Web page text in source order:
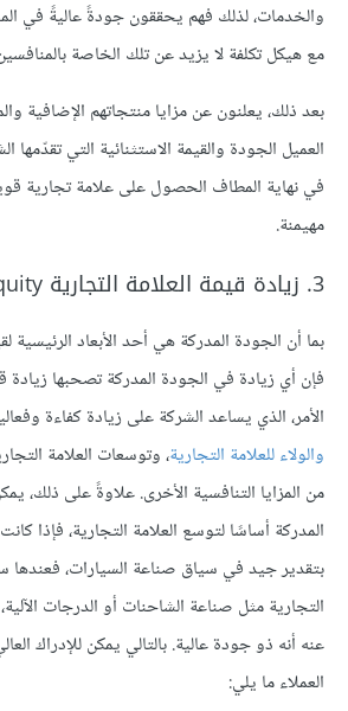
والخدمات، لذلك فهم يحققون جودةً عاليةً في
مع هيكل تكلفة لا يزيد عن تلك الخاصة
بعد ذلك، يعلنون عن مزايا منتجاتهم الإضافية
العميل الجودة والقيمة الاستثنائية التي تقدّمها
في نهاية المطاف الحصول على علامة تجارية
مهيمنة.
3. زيادة قيمة العلامة التجارية Brand Equity
بما أن الجودة المدركة هي أحد الأبعاد الرئيسية
فإن أي زيادة في الجودة المدركة تصحبها زيادة
الأمر، الذي يساعد الشركة على زيادة كفاءة
والولاء للعلامة التجارية، وتوسعات العلامة
من المزايا التنافسية الأخرى. علاوةً على ذلك،
المدركة أساسًا لتوسع العلامة التجارية، فإذا
بتقدير جيد في سياق صناعة السيارات، فعندها
التجارية مثل صناعة الشاحنات أو الدرجات
عنه أنه ذو جودة عالية. بالتالي يمكن للإدراك
العملاء ما يلي: